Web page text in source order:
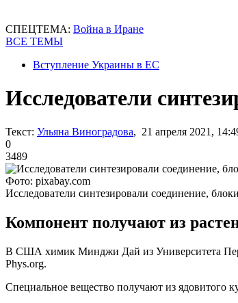
СПЕЦТЕМА: Война в Иране
ВСЕ ТЕМЫ
Вступление Украины в ЕС
Исследователи
Текст: Ульяна Виноградова, 21 апреля 2021,
0
3489
Фото: pixabay.com
Исследователи синтезировали соединение,
Компонент получают из
В США химик Минджи Дай из Университета
Phys.org.
Специальное вещество получают из ядовитого